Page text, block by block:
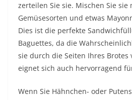
zerteilen Sie sie. Mischen Sie sie
Gemüsesorten und etwas
Dies ist die perfekte
Baguettes, da die
sie durch die Seiten Ihres Brotes
eignet sich auch hervorragend
Wenn Sie Hähnchen- oder